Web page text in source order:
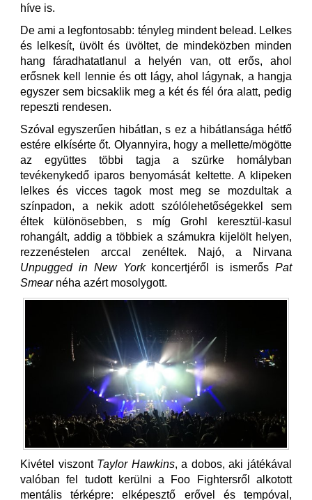
híve is.
De ami a legfontosabb: tényleg mindent belead. Lelkes
és lelkesít, üvölt és üvöltet, de mindeközben minden
hang fáradhatatlanul a helyén van, ott erős, ahol
erősnek kell lennie és ott lágy, ahol lágynak, a hangja
egyszer sem bicsaklik meg a két és fél óra alatt, pedig
repeszti rendesen.
Szóval egyszerűen hibátlan, s ez a hibátlansága hétfő
estére elkísérte őt. Olyannyira, hogy a mellette/mögötte
az együttes többi tagja a szürke homályban
tevékenykedő iparos benyomását keltette. A klipeken
lelkes és vicces tagok most meg se mozdultak a
színpadon, a nekik adott szólólehetőségekkel sem
éltek különösebben, s míg Grohl keresztül-kasul
rohangált, addig a többiek a számukra kijelölt helyen,
rezzenéstelen arccal zenéltek. Najó, a Nirvana
Unpugged in New Yorkkoncertjéről is ismerősPat
Smearnéha azért mosolygott.
Kivétel viszont Taylor Hawkins, a dobos, aki játékával
valóban fel tudott kerülni a Foo Fightersről alkotott
mentális térképre: elképesztő erővel és tempóval,